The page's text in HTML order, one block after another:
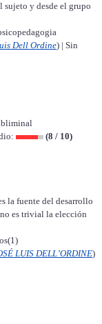
sujeto y desde el grupo
Dell Ordine) | Sin
(8 / 10)
la fuente del desarrollo
es trivial la elección
LUIS DELL’ORDINE)